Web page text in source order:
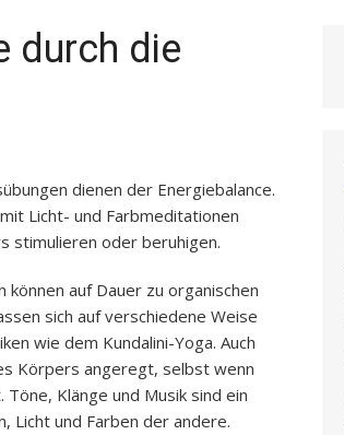
durch die
dienen der Energiebalance.
mit Licht- und Farbmeditationen
stimulieren oder beruhigen.
auf Dauer zu organischen
sich auf verschiedene Weise
wie dem Kundalini-Yoga. Auch
Körpers angeregt, selbst wenn
Klänge und Musik sind ein
Licht und Farben der andere.